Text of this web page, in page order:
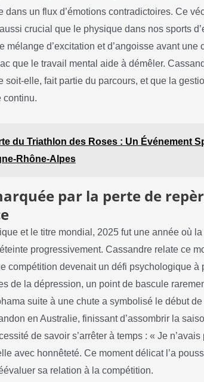
dans un flux d’émotions contradictoires. Ce
crucial que le physique dans nos sports
mélange d’excitation et d’angoisse avant une
que le travail mental aide à démêler.
soit-elle, fait partie du parcours, et que la
continu.
du Triathlon des Roses : Un Événement
Rhône-Alpes
par la perte de
et le titre mondial, 2025 fut une année où la
progressivement. Cassandre relate ce
compétition devenait un défi psychologique à
de la dépression, un point de bascule
suite à une chute a symbolisé le début
en Australie, finissant d’assombrir la
de savoir s’arrêter à temps : « Je n’avais
avec honnêteté. Ce moment délicat l’a
sa relation à la compétition.